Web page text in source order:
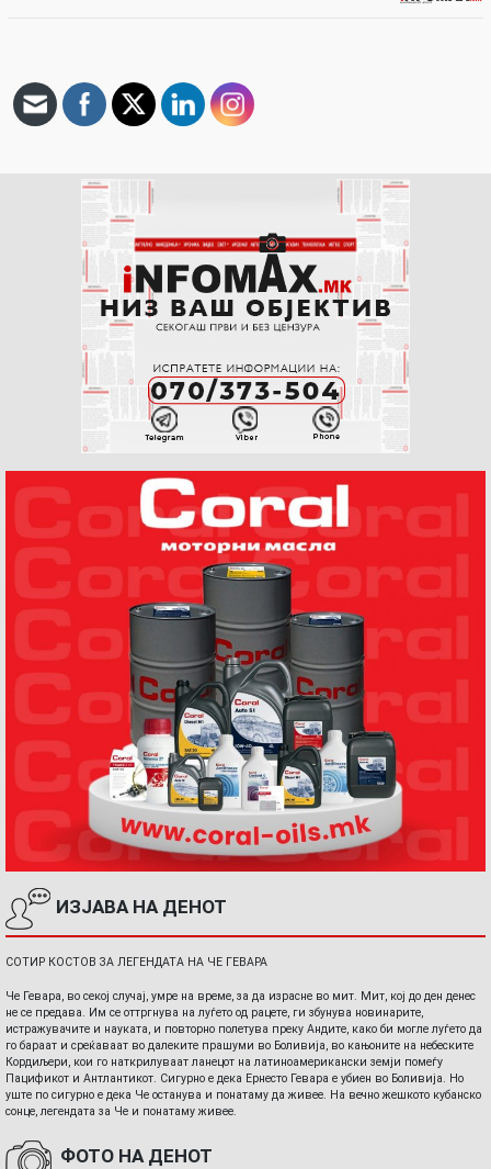
ИЗЈАВА НА ДЕНОТ
СОТИР КОСТОВ ЗА ЛЕГЕНДАТА НА ЧЕ ГЕВАРА
Че Гевара, во секој случај, умре на време, за да израсне во мит. Мит, кој до ден денес
не се предава. Им се оттргнува на луѓето од рацете, ги збунува новинарите,
истражувачите и науката, и повторно полетува преку Андите, како би могле луѓето да
го бараат и среќаваат во далеките прашуми во Боливија, во кањоните на небеските
Кордиљери, кои го наткрилуваат ланецот на латиноамерикански земји помеѓу
Пацификот и Антлантикот. Сигурно е дека Ернесто Гевара е убиен во Боливија. Но
уште по сигурно е дека Че останува и понатаму да живее. На вечно жешкото кубанско
сонце, легендата за Че и понатаму живее.
ФОТО НА ДЕНОТ